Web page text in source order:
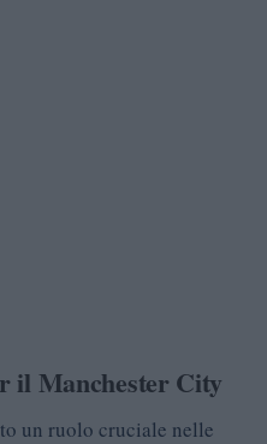
il Manchester City
un ruolo cruciale nelle